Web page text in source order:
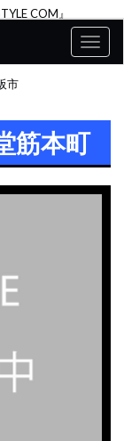
COM』
市
筋本町